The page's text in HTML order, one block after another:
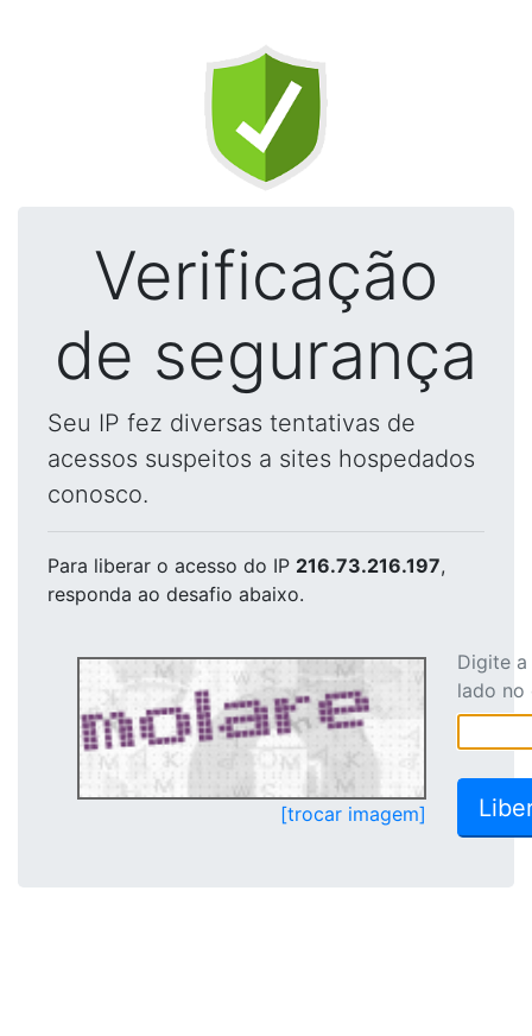
Verificação
de segurança
Seu IP fez diversas tentativas de
acessos suspeitos a sites hospedados
conosco.
Para liberar o acesso do IP 216.73.216.197,
responda ao desafio abaixo.
[trocar imagem]
Digite
lado no